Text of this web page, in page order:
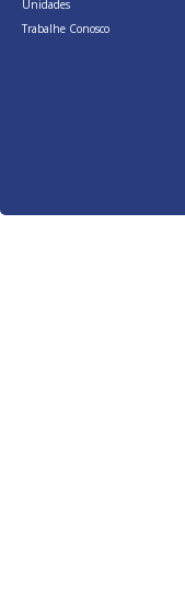
Unidades
Trabalhe Conosco